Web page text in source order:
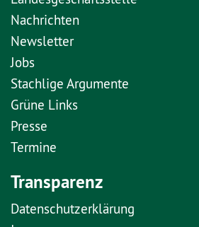
Nachrichten
Newsletter
Jobs
Stachlige Argumente
Grüne Links
Presse
Termine
Transparenz
Datenschutzerklärung